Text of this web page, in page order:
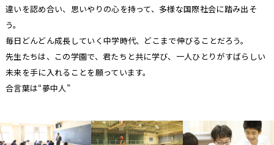
違いを認め合い、思いやりの心を持って、多様な国際社会に踏み出そ
う。
毎日どんどん成長していく中学時代、どこまで伸びることだろう。
先生たちは、この学園で、君たちと共に学び、一人ひとりがすばらしい
未来を手に入れることを願っています。
合言葉は“夢中人”